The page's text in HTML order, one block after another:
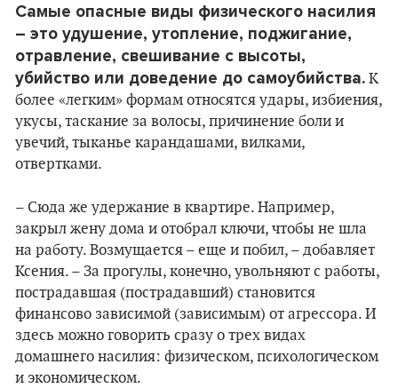
Самые опасные виды физического насилия
– это удушение, утопление, поджигание,
отравление, свешивание с высоты,
убийство или доведение до самоубийства. К
более «легким» формам относятся удары, избиения,
укусы, таскание за волосы, причинение боли и
увечий, тыканье карандашами, вилками,
отвертками.
– Сюда же удержание в квартире. Например,
закрыл жену дома и отобрал ключи, чтобы не шла
на работу. Возмущается – еще и побил, – добавляет
Ксения. – За прогулы, конечно, увольняют с работы,
пострадавшая (пострадавший) становится
финансово зависимой (зависимым) от агрессора. И
здесь можно говорить сразу о трех видах
домашнего насилия: физическом, психологическом
и экономическом.